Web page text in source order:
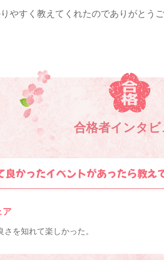
やすく教えてくれたのでありがとう
合格者インタビ
良かったイベントがあったら教え
ア
さを知れて楽しかった。